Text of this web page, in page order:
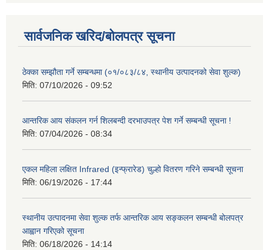
सार्वजनिक खरिद/बोलपत्र सूचना
ठेक्का सम्झौता गर्ने सम्बन्धमा (०१/०८३/८४, स्थानीय उत्पादनको सेवा शुल्क)
मिति: 07/10/2026 - 09:52
आन्तरिक आय संकलन गर्न शिलबन्दी दरभाउपत्र पेश गर्ने सम्बन्धी सूचना !
मिति: 07/04/2026 - 08:34
एकल महिला लक्षित Infrared (इन्फ्रारेड) चुल्हो वितरण गरिने सम्बन्धी सूचना
मिति: 06/19/2026 - 17:44
स्थानीय उत्पादनमा सेवा शुल्क तर्फ आन्तरिक आय सङ्कलन सम्बन्धी बोलपत्र
आह्वान गरिएको सूचना
मिति: 06/18/2026 - 14:14